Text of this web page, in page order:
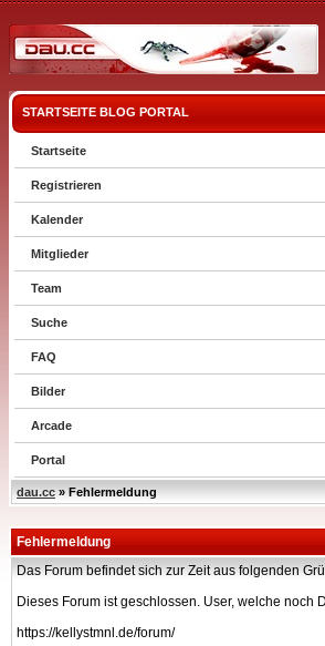
STARTSEITE BLOG PORTAL
Startseite
Registrieren
Kalender
Mitglieder
Team
Suche
FAQ
Bilder
Arcade
Portal
dau.cc » Fehlermeldung
Fehlermeldung
Das Forum befindet sich zur Zeit aus folgenden
Dieses Forum ist geschlossen. User, welche
https://kellystmnl.de/forum/